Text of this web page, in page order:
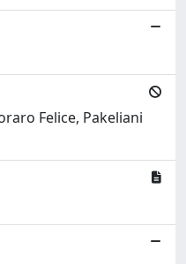
Felice, Pakeliani